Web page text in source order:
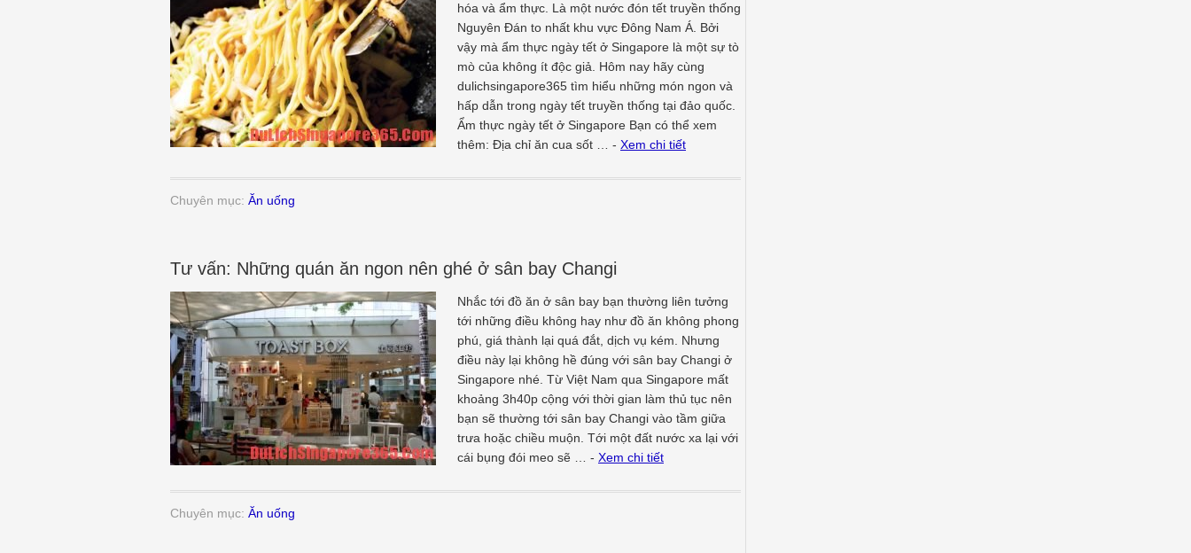
hóa và ẩm thực. Là một nước đón tết truyền thống
Nguyên Đán to nhất khu vực Đông Nam Á. Bởi
vậy mà ẩm thực ngày tết ở Singapore là một sự tò
mò của không ít độc giả. Hôm nay hãy cùng
dulichsingapore365 tìm hiểu những món ngon và
hấp dẫn trong ngày tết truyền thống tại đảo quốc.
Ẩm thực ngày tết ở Singapore Bạn có thể xem
thêm: Địa chỉ ăn cua sốt … - Xem chi tiết
Chuyên mục: Ăn uống
Tư vấn: Những quán ăn ngon nên ghé ở sân bay Changi
Nhắc tới đồ ăn ở sân bay bạn thường liên tưởng
tới những điều không hay như đồ ăn không phong
phú, giá thành lại quá đắt, dịch vụ kém. Nhưng
điều này lại không hề đúng với sân bay Changi ở
Singapore nhé. Từ Việt Nam qua Singapore mất
khoảng 3h40p cộng với thời gian làm thủ tục nên
bạn sẽ thường tới sân bay Changi vào tầm giữa
trưa hoặc chiều muộn. Tới một đất nước xa lại với
cái bụng đói meo sẽ … - Xem chi tiết
Chuyên mục: Ăn uống